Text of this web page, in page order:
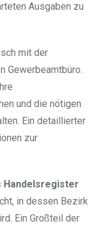
Ausgaben zu
mit der
Gewerbeamtbüro.
und die nötigen
Ein detaillierter
zur
Handelsregister
in dessen Bezirk
Ein Großteil der